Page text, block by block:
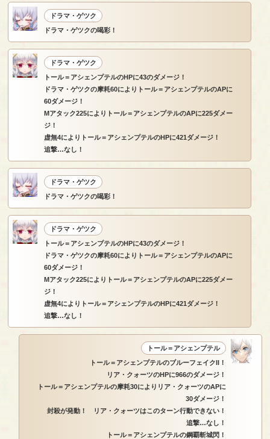
ドラマ・ゲツク
ドラマ・ゲツクの喝彩！
ドラマ・ゲツク
トール＝アシェンプテルのHPに43のダメージ！
ドラマ・ゲツクの摩耗60によりトール＝アシェンプテルのAPに
60ダメージ！
Mアタック225によりトール＝アシェンプテルのAPに225ダメー
ジ！
虚無4によりトール＝アシェンプテルのHPに421ダメージ！
追撃…なし！
ドラマ・ゲツク
ドラマ・ゲツクの喝彩！
ドラマ・ゲツク
トール＝アシェンプテルのHPに43のダメージ！
ドラマ・ゲツクの摩耗60によりトール＝アシェンプテルのAPに
60ダメージ！
Mアタック225によりトール＝アシェンプテルのAPに225ダメー
ジ！
虚無4によりトール＝アシェンプテルのHPに421ダメージ！
追撃…なし！
トール＝アシェンプテル
トール＝アシェンプテルのブルーフェイクII！
リア・クォーツのHPに966のダメージ！
トール＝アシェンプテルの摩耗30によりリア・クォーツのAPに
30ダメージ！
封殺が発動！ リア・クォーツはこのターン行動できない！
追撃…なし！
トール＝アシェンプテルの鋼覇斬城閃！